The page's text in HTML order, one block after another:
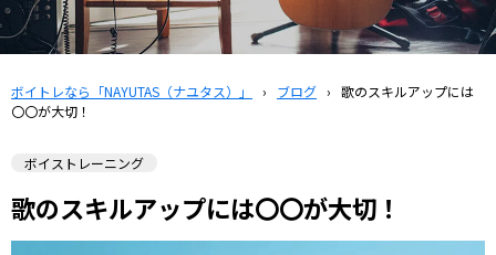
ボイトレなら「NAYUTAS（ナユタス）」 › ブログ › 歌のスキルアップには
〇〇が大切！
ボイストレーニング
歌のスキルアップには〇〇が大切！